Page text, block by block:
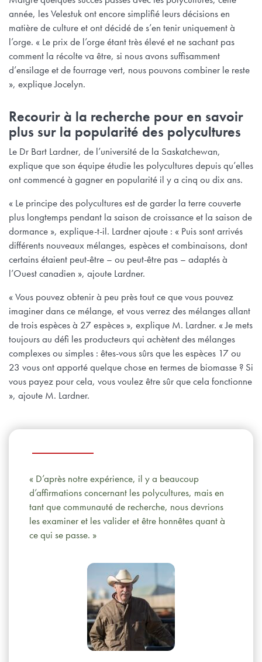
année, les Velestuk ont encore simplifié leurs décisions en
matière de culture et ont décidé de s’en tenir uniquement à
l’orge. « Le prix de l’orge étant très élevé et ne sachant pas
comment la récolte va être, si nous avons suffisamment
d’ensilage et de fourrage vert, nous pouvons combiner le reste
», explique Jocelyn.
Recourir à la recherche pour en savoir
plus sur la popularité des polycultures
Le Dr Bart Lardner, de l’université de la Saskatchewan,
explique que son équipe étudie les polycultures depuis qu’elles
ont commencé à gagner en popularité il y a cinq ou dix ans.
« Le principe des polycultures est de garder la terre couverte
plus longtemps pendant la saison de croissance et la saison de
dormance », explique-t-il. Lardner ajoute : « Puis sont arrivés
différents nouveaux mélanges, espèces et combinaisons, dont
certains étaient peut-être – ou peut-être pas – adaptés à
l’Ouest canadien », ajoute Lardner.
« Vous pouvez obtenir à peu près tout ce que vous pouvez
imaginer dans ce mélange, et vous verrez des mélanges allant
de trois espèces à 27 espèces », explique M. Lardner. « Je mets
toujours au défi les producteurs qui achètent des mélanges
complexes ou simples : êtes-vous sûrs que les espèces 17 ou
23 vous ont apporté quelque chose en termes de biomasse ? Si
vous payez pour cela, vous voulez être sûr que cela fonctionne
», ajoute M. Lardner.
« D’après notre expérience, il y a beaucoup
d’affirmations concernant les polycultures, mais en
tant que communauté de recherche, nous devrions
les examiner et les valider et être honnêtes quant à
ce qui se passe. »